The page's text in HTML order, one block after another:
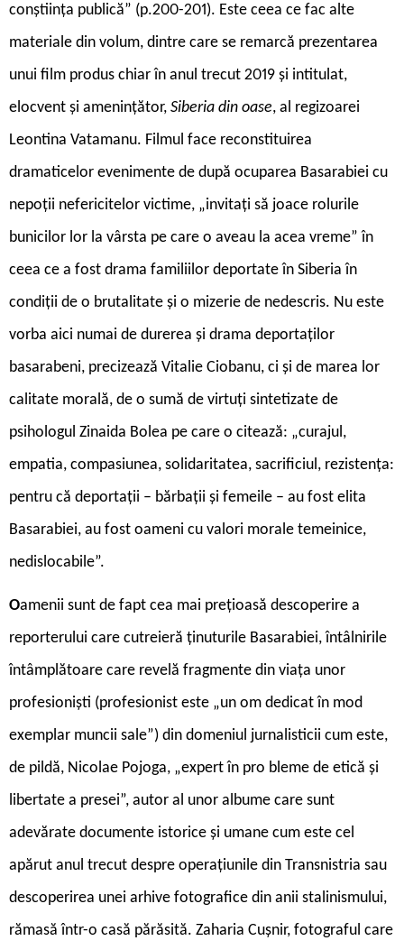
conștiința publică” (p.200-201). Este ceea ce fac alte
materiale din volum, dintre care se remarcă prezentarea
unui film produs chiar în anul trecut 2019 și intitulat,
elocvent și amenințător, Siberia din oase, al regizoarei
Leontina Vatamanu. Filmul face reconstituirea
dramaticelor evenimente de după ocuparea Basarabiei cu
nepoții nefericitelor victime, „invitați să joace rolurile
bunicilor lor la vârsta pe care o aveau la acea vreme” în
ceea ce a fost drama familiilor depor­tate în Siberia în
condiții de o brutalitate și o mizerie de nedescris. Nu este
vorba aici numai de durerea și drama deportaților
basarabeni, precizează Vitalie Ciobanu, ci și de marea lor
calitate morală, de o sumă de virtuți sintetizate de
psihologul Zinaida Bolea pe care o citează: „curajul,
empatia, compasiunea, solidaritatea, sacrificiul, rezistența:
pentru că deportații – bărbații și femeile – au fost elita
Basara­biei, au fost oameni cu valori morale temeinice,
nedislocabile”.
Oamenii sunt de fapt cea mai pre­țioasă descope­rire a
reporterului care cutreieră ținuturile Basarabiei, întâlnirile
întâmplătoare care revelă fragmente din viața unor
profesioniști (profesionist este „un om dedicat în mod
exemplar muncii sale”) din domeniul jurnalisticii cum este,
de pildă, Nicolae Pojoga, „expert în pro bleme de etică și
libertate a presei”, autor al unor albume care sunt
adevărate documente istorice și umane cum este cel
apărut anul trecut despre operațiunile din Transnistria sau
descoperirea unei arhive fotografice din anii stalinismului,
rămasă într-o casă părăsită. Zaharia Cușnir, fotograful care